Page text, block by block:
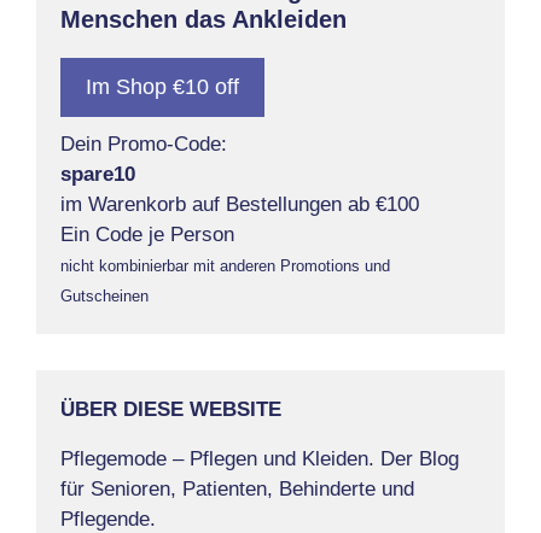
Menschen das Ankleiden
Im Shop €10 off
Dein Promo-Code:
spare10
im Warenkorb auf Bestellungen ab €100
Ein Code je Person
nicht kombinierbar mit anderen Promotions und
Gutscheinen
ÜBER DIESE WEBSITE
Pflegemode – Pflegen und Kleiden. Der Blog
für Senioren, Patienten, Behinderte und
Pflegende.